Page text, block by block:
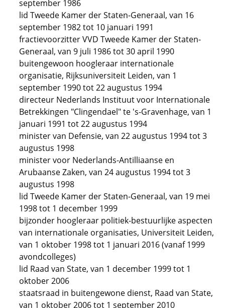
september 1986
lid Tweede Kamer der Staten-Generaal, van 16
september 1982 tot 10 januari 1991
fractievoorzitter VVD Tweede Kamer der Staten-
Generaal, van 9 juli 1986 tot 30 april 1990
buitengewoon hoogleraar internationale
organisatie, Rijksuniversiteit Leiden, van 1
september 1990 tot 22 augustus 1994
directeur Nederlands Instituut voor Internationale
Betrekkingen "Clingendael" te 's-Gravenhage, van 1
januari 1991 tot 22 augustus 1994
minister van Defensie, van 22 augustus 1994 tot 3
augustus 1998
minister voor Nederlands-Antilliaanse en
Arubaanse Zaken, van 24 augustus 1994 tot 3
augustus 1998
lid Tweede Kamer der Staten-Generaal, van 19 mei
1998 tot 1 december 1999
bijzonder hoogleraar politiek-bestuurlijke aspecten
van internationale organisaties, Universiteit Leiden,
van 1 oktober 1998 tot 1 januari 2016 (vanaf 1999
avondcolleges)
lid Raad van State, van 1 december 1999 tot 1
oktober 2006
staatsraad in buitengewone dienst, Raad van State,
van 1 oktober 2006 tot 1 september 2010